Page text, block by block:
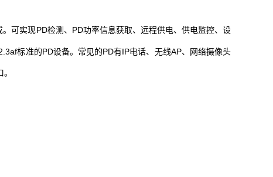
可实现PD检测、PD功率信息获取、远程供电、供电监控、设
标准的PD设备。常见的PD有IP电话、无线AP、网络摄像头